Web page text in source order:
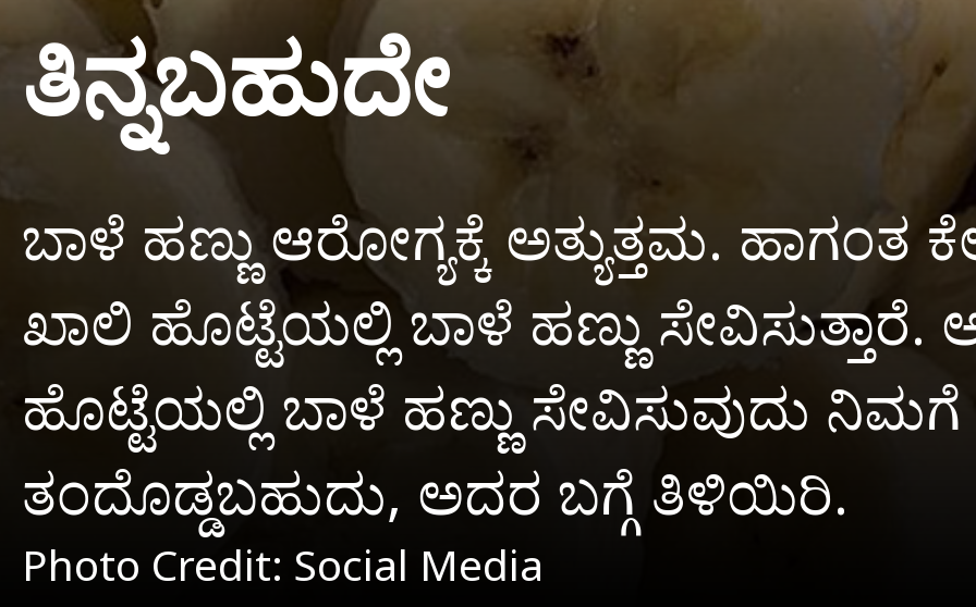
ತಿನ್ನಬಹುದೇ
ಬಾಳೆ ಹಣ್ಣು ಆರೋಗ್ಯಕ್ಕೆ ಅತ್ಯುತ್ತಮ. ಹಾಗಂತ
ಖಾಲಿ ಹೊಟ್ಟೆಯಲ್ಲಿ ಬಾಳೆ ಹಣ್ಣು
ಹೊಟ್ಟೆಯಲ್ಲಿ ಬಾಳೆ ಹಣ್ಣು ಸೇವಿಸುವುದು
ತಂದೊಡ್ಡಬಹುದು, ಅದರ ಬಗ್ಗೆ ತಿಳಿಯಿರಿ.
Photo Credit: Social Media